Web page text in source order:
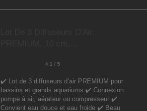
4.1 / 5
✔️ Lot de 3 diffuseurs d’air PREMIUM pour
bassins et grands aquariums ✔️ Connexion
pompe à air, aérateur ou compresseur ✔️
Convient eau douce et eau froide ✔️ Beau